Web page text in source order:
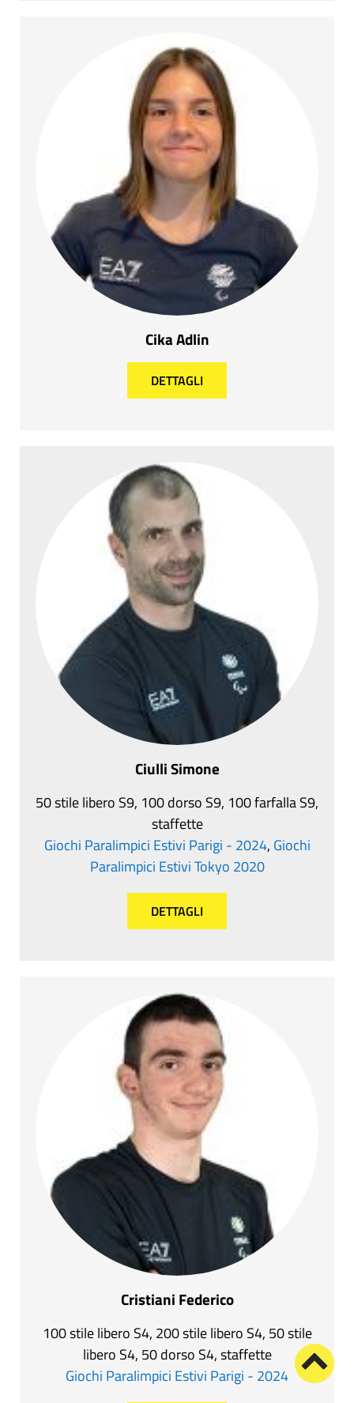
Cika Adlin
DETTAGLI
Ciulli Simone
50 stile libero S9, 100 dorso S9, 100 farfalla S9,
staffette
Giochi Paralimpici Estivi Parigi - 2024, Giochi
Paralimpici Estivi Tokyo 2020
DETTAGLI
Cristiani Federico
100 stile libero S4, 200 stile libero S4, 50 stile
libero S4, 50 dorso S4, staffette
Giochi Paralimpici Estivi Parigi - 2024